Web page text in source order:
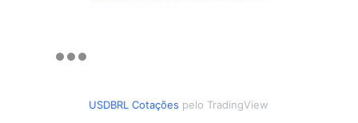
USDBRL Cotações pelo TradingView